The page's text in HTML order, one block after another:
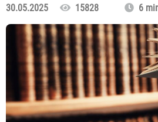
30.05.2025 15828 6